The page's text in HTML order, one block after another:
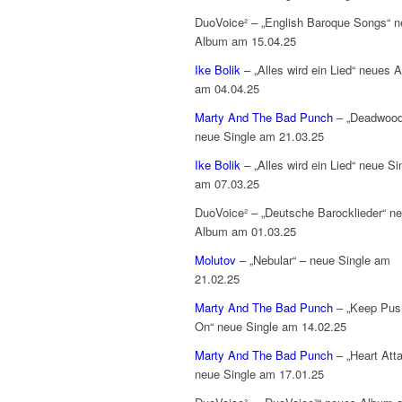
DuoVoice² – „English Baroque Songs“
Album am 15.04.25
Ike Bolik – „Alles wird ein Lied“ neues
am 04.04.25
Marty And The Bad Punch –
neue Single am 21.03.25
Ike Bolik – „Alles wird ein Lied“ neue
am 07.03.25
DuoVoice² – „Deutsche Barocklieder“
Album am 01.03.25
Molutov – „Nebular“ – neue Single am
21.02.25
Marty And The Bad Punch – „Keep
On“ neue Single am 14.02.25
Marty And The Bad Punch – „Heart
neue Single am 17.01.25